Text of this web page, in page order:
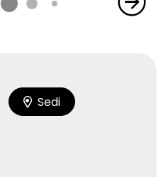
Sedi